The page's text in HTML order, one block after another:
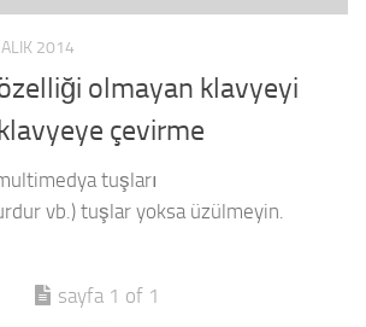
2014
olmayan klavyeyi
çevirme
tuşları
vb.) tuşlar yoksa üzülmeyin.
sayfa 1 of 1